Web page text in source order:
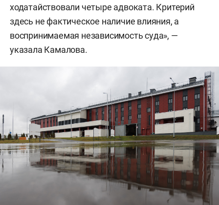
ходатайствовали четыре адвоката. Критерий
здесь не фактическое наличие влияния, а
воспринимаемая независимость суда», —
указала Камалова.